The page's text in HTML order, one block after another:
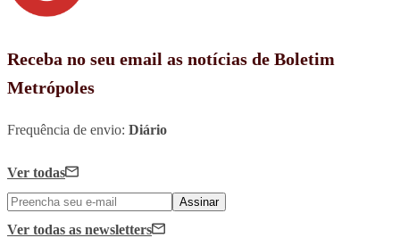
Receba no seu email as notícias de Boletim
Metrópoles
Frequência de envio: Diário
Ver todas
Assinar
Ver todas as newsletters